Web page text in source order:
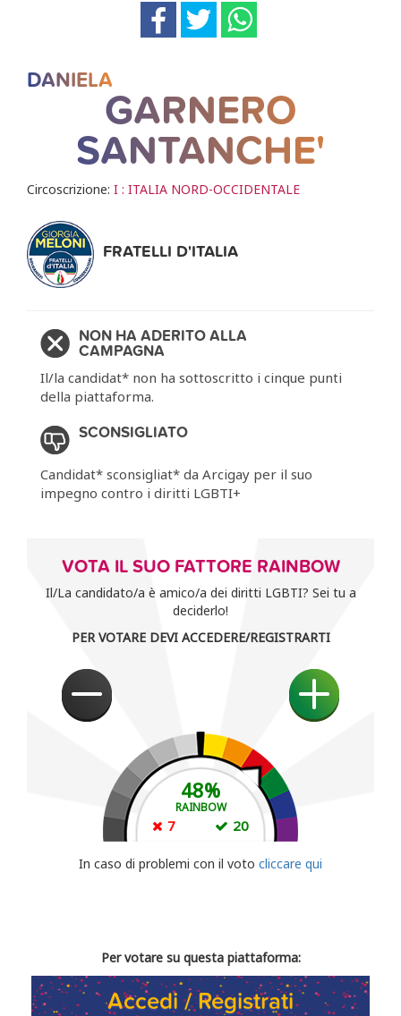
DANIELA
GARNERO
SANTANCHE'
Circoscrizione: I : ITALIA NORD-OCCIDENTALE
FRATELLI D'ITALIA
NON HA ADERITO ALLA
CAMPAGNA
Il/la candidat* non ha sottoscritto i cinque punti
della piattaforma.
SCONSIGLIATO
Candidat* sconsigliat* da Arcigay per il suo
impegno contro i diritti LGBTI+
VOTA IL SUO FATTORE RAINBOW
Il/La candidato/a è amico/a dei diritti LGBTI? Sei tu a
deciderlo!
PER VOTARE DEVI ACCEDERE/REGISTRARTI
48%
RAINBOW
7 20
CONDIVIDI IL TUO VOTO
In caso di problemi con il voto cliccare qui
Per votare su questa piattaforma:
Accedi / Registrati